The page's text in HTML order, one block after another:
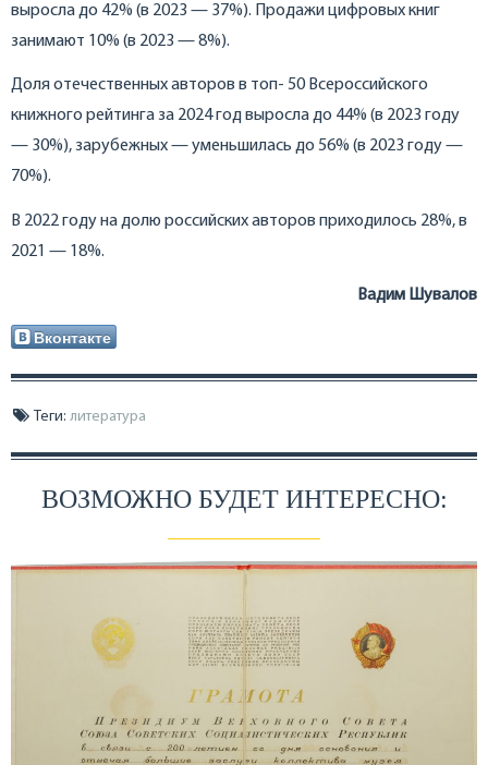
выросла до 42% (в 2023 — 37%). Продажи цифровых книг
занимают 10% (в 2023 — 8%).
Доля отечественных авторов в топ- 50 Всероссийского
книжного рейтинга за 2024 год выросла до 44% (в 2023 году
— 30%), зарубежных — уменьшилась до 56% (в 2023 году —
70%).
В 2022 году на долю российских авторов приходилось 28%, в
2021 — 18%.
Вадим Шувалов
Вконтакте
Теги: литература
ВОЗМОЖНО БУДЕТ ИНТЕРЕСНО: